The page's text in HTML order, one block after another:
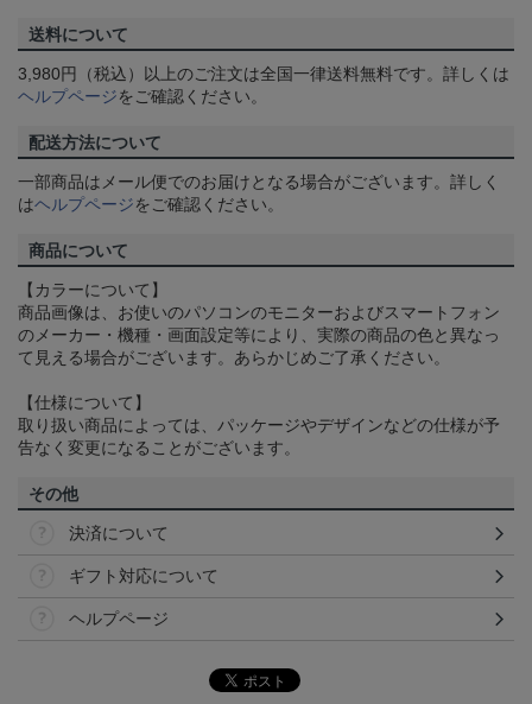
送料について
3,980円（税込）以上のご注文は全国一律送料無料です。詳しくは
ヘルプページをご確認ください。
配送方法について
一部商品はメール便でのお届けとなる場合がございます。詳しく
はヘルプページをご確認ください。
商品について
【カラーについて】
商品画像は、お使いのパソコンのモニターおよびスマートフォン
のメーカー・機種・画面設定等により、実際の商品の色と異なっ
て見える場合がございます。あらかじめご了承ください。
【仕様について】
取り扱い商品によっては、パッケージやデザインなどの仕様が予
告なく変更になることがございます。
その他
決済について
ギフト対応について
ヘルプページ